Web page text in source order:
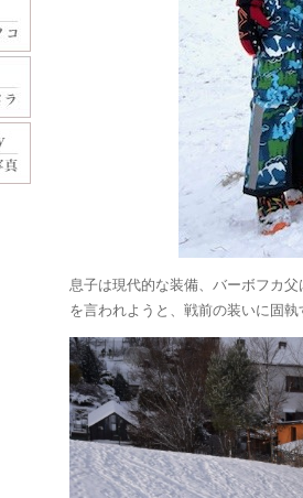
息子は現代的な装備、バーボフカ
を言われようと、戦前の装いに固執